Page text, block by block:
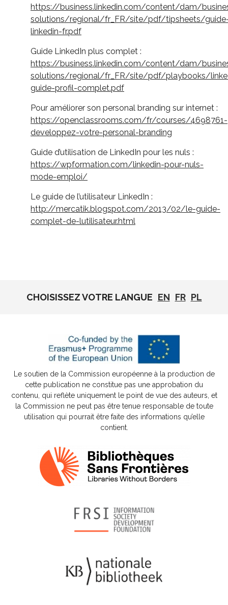
https://business.linkedin.com/content/dam/
solutions/regional/fr_FR/site/pdf/tipsheets/
linkedin-fr.pdf
Guide LinkedIn plus complet :
https://business.linkedin.com/content/dam/
solutions/regional/fr_FR/site/pdf/playbooks/
guide-profil-complet.pdf
Pour améliorer son personal branding sur internet :
https://openclassrooms.com/fr/courses/4698761-
developpez-votre-personal-branding
Guide d’utilisation de LinkedIn pour les nuls :
https://wpformation.com/linkedin-pour-nuls-
mode-emploi/
Le guide de l’utilisateur LinkedIn :
http://mercatik.blogspot.com/2013/02/le-guide-
complet-de-lutilisateur.html
CHOISISSEZ VOTRE LANGUE EN FR PL
Le soutien de la Commission européenne à la production de
cette publication ne constitue pas une approbation du
contenu, qui reflète uniquement le point de vue des auteurs, et
la Commission ne peut pas être tenue responsable de toute
utilisation qui pourrait être faite des informations qu’elle
contient.